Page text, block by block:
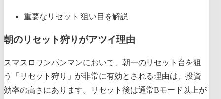
重要なリセット 狙い目を解説
朝のリセット狩りがアツイ理由
スマスロワンパンマンにおいて、朝一のリセット台を狙
う「リセット狩り」が非常に有効とされる理由は、投資
効率の高さにあります。リセット後は通常Bモード以上が